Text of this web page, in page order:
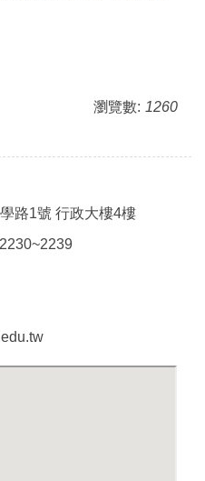
瀏覽數: 1260
路1號 行政大樓4樓